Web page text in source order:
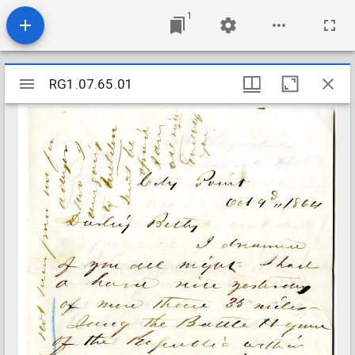
1
Mirador
viewer
RG1.07.65.01
RG1.07.65.01